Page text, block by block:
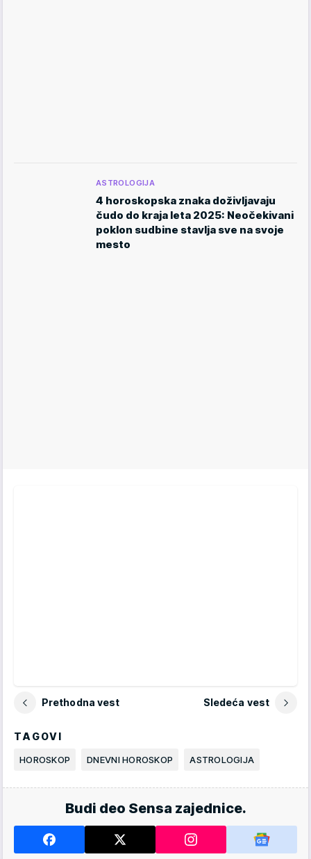
ASTROLOGIJA
4 horoskopska znaka doživljavaju
čudo do kraja leta 2025: Neočekivani
poklon sudbine stavlja sve na svoje
mesto
Prethodna vest Sledeća vest
TAGOVI
HOROSKOP DNEVNI HOROSKOP ASTROLOGIJA
Budi deo Sensa zajednice.